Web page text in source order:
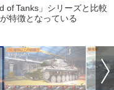
of Tanks」シリーズと比較
特徴となっている